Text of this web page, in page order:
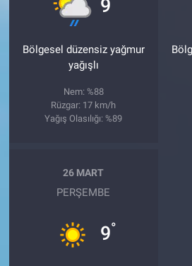
9
Bölgesel düzensiz yağmur
yağışlı
Nem: %88
Rüzgar: 17 km/h
Yağış Olasılığı: %89
26 MART
PERŞEMBE
9°